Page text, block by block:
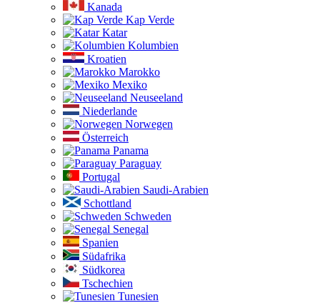
Kanada
Kap Verde
Katar
Kolumbien
Kroatien
Marokko
Mexiko
Neuseeland
Niederlande
Norwegen
Österreich
Panama
Paraguay
Portugal
Saudi-Arabien
Schottland
Schweden
Senegal
Spanien
Südafrika
Südkorea
Tschechien
Tunesien